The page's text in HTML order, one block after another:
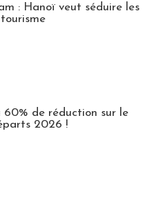
: Hanoï veut séduire les
60% de réduction sur le
2026 !